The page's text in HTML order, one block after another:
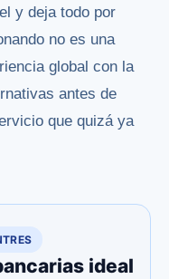
y deja todo por
no es una
global con la
antes de
que quizá ya
ideal